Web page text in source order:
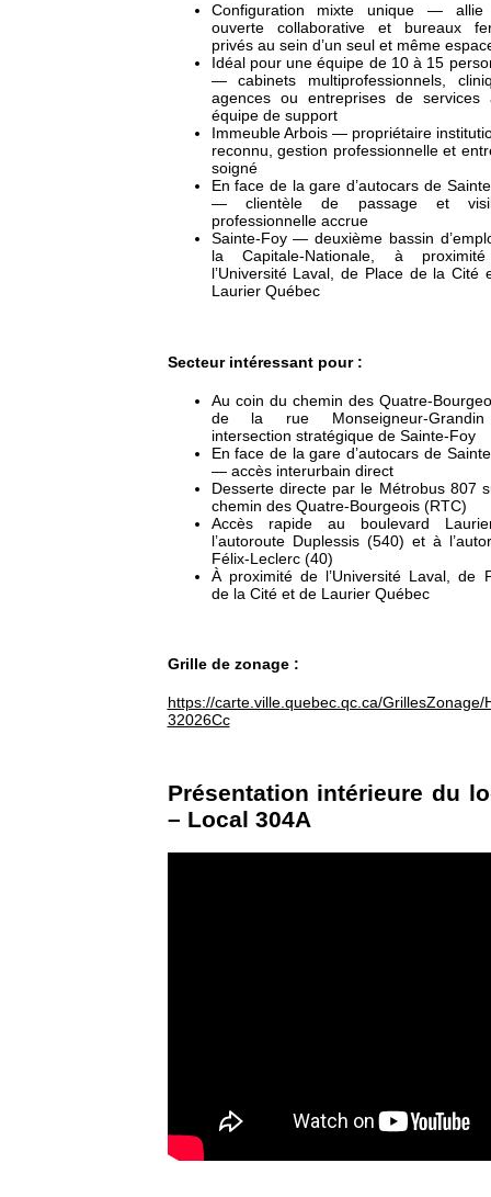
Configuration mixte unique — allie
ouverte collaborative et bureaux
privés au sein d’un seul et même
Idéal pour une équipe de 10 à 15
— cabinets multiprofessionnels,
agences ou entreprises de services
équipe de support
Immeuble Arbois — propriétaire
reconnu, gestion professionnelle et
soigné
En face de la gare d’autocars de
— clientèle de passage et
professionnelle accrue
Sainte-Foy — deuxième bassin
la Capitale-Nationale, à
l’Université Laval, de Place de la Cité
Laurier Québec
Secteur intéressant pour :
Au coin du chemin des Quatre-
de la rue Monseigneur-
intersection stratégique de Sainte-Foy
En face de la gare d’autocars de
— accès interurbain direct
Desserte directe par le Métrobus 807
chemin des Quatre-Bourgeois (RTC)
Accès rapide au boulevard
l’autoroute Duplessis (540) et à
Félix-Leclerc (40)
À proximité de l’Université Laval, de
de la Cité et de Laurier Québec
Grille de zonage :
https://carte.ville.quebec.qc.ca/
32026Cc
Présentation intérieure du
– Local 304A